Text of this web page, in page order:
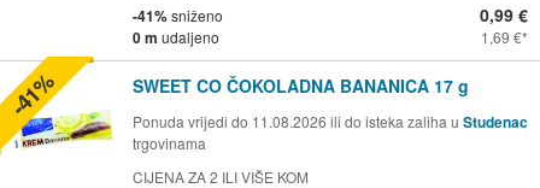
-41%sniženo
0 m udaljeno
0,99 €
1,69 €
SWEET CO ČOKOLADNA BANANICA 17 g
Ponuda vrijedi do 11.08.2026 ili do isteka zaliha u Studenac
trgovinama
CIJENA ZA 2 ILI VIŠE KOM
-41%